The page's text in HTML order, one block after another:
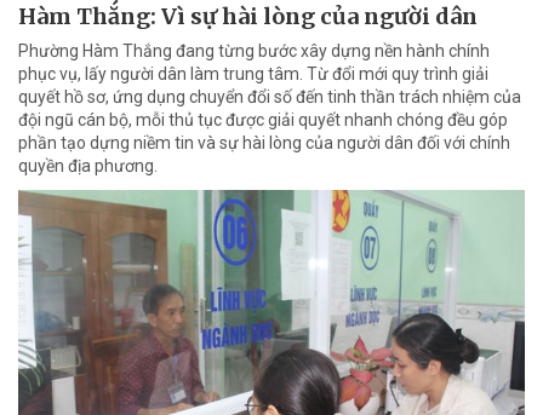
Hàm Thắng: Vì sự hài lòng của người dân
Phường Hàm Thắng đang từng bước xây dựng nền hành chính
phục vụ, lấy người dân làm trung tâm. Từ đổi mới quy trình giải
quyết hồ sơ, ứng dụng chuyển đổi số đến tinh thần trách nhiệm của
đội ngũ cán bộ, mỗi thủ tục được giải quyết nhanh chóng đều góp
phần tạo dựng niềm tin và sự hài lòng của người dân đối với chính
quyền địa phương.